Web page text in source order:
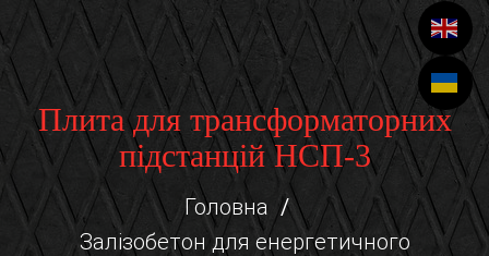
Плита для трансформаторних
підстанцій НСП-3
Головна
Залізобетон для енергетичного